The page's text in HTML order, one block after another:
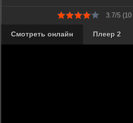
3.7/5 (10
Смотреть онлайн Плеер 2